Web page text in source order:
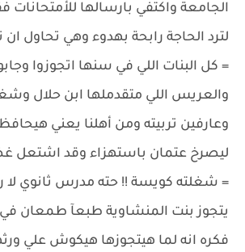
الجامعة واكتفي بارسالها للأمتحانات
لترد الحاجة رابحة بهدوء وهي تحاول
= كل البنات اللي في سنها اتجوزوا
والعريس اللي متقدملها ابن حلال
وعارفين تربيته ومن أهلنا يعني
ليصرخ عتمان باستهزاء وقد اشتعل
= شغلته كويسة !! حته مدرس ثانوي لا
يتجوز بنت المنشاوية طبعآ طمعان في
فكره انه لما هيتجوزها هيكوش علي